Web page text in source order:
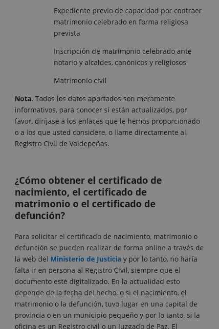
Expediente previo de capacidad por contraer
matrimonio celebrado en forma religiosa
prevista
Inscripción de matrimonio celebrado ante
notario y alcaldes, canónicos y religiosos
Matrimonio civil
Nota. Todos los datos aportados son meramente
informativos, para conocer si están actualizados, por
favor, diríjase a los enlaces que le hemos proporcionado
o a los que usted considere, o llame directamente al
Registro Civil de Valdepeñas.
¿Cómo obtener el certificado de
nacimiento, el certificado de
matrimonio o el certificado de
defunción?
Para solicitar el certificado de nacimiento, matrimonio o
defunción se pueden realizar de forma online a través de
la web del Ministerio de Justicia y por lo tanto, no haría
falta ir en persona al Registro Civil, siempre que el
documento esté digitalizado. En la actualidad esto
depende de la fecha del hecho, o si el nacimiento, el
matrimonio o la defunción, tuvo lugar en una capital de
provincia o en un municipio pequeño y por lo tanto, si la
oficina es un Registro civil o un Juzgado de Paz. El